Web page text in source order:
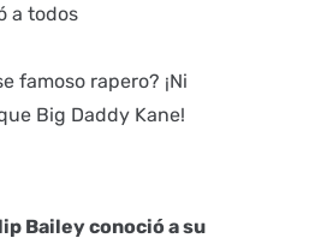
a todos
famoso rapero? ¡Ni
Big Daddy Kane!
Bailey conoció a su